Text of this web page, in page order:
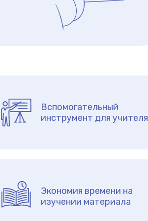
Вспомогательный
инструмент для учителя
Экономия времени на
изучении материала